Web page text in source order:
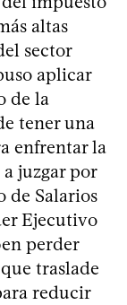
altas
sector
aplicar
de la
tener una
enfrentar la
juzgar por
de Salarios
Ejecutivo
perder
traslade
reducir